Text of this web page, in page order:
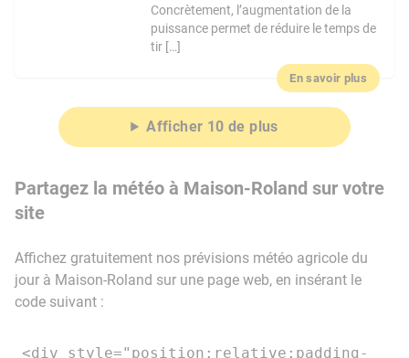
Concrètement, l’augmentation de la
puissance permet de réduire le temps de
tir […]
En savoir plus
Afficher 10 de plus
Partagez la météo à Maison-Roland sur votre
site
Affichez gratuitement nos prévisions météo agricole du
jour à Maison-Roland sur une page web, en insérant le
code suivant :